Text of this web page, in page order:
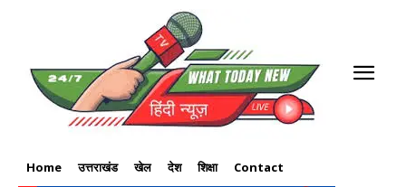
Home उत्तराखंड खेल देश शिक्षा Contact